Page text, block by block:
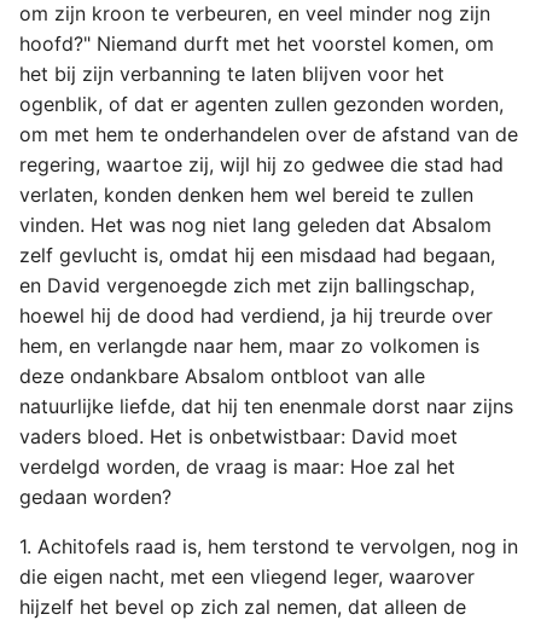
om zijn kroon te verbeuren, en veel minder nog zijn
hoofd?" Niemand durft met het voorstel komen, om
het bij zijn verbanning te laten blijven voor het
ogenblik, of dat er agenten zullen gezonden worden,
om met hem te onderhandelen over de afstand van de
regering, waartoe zij, wijl hij zo gedwee die stad had
verlaten, konden denken hem wel bereid te zullen
vinden. Het was nog niet lang geleden dat Absalom
zelf gevlucht is, omdat hij een misdaad had begaan,
en David vergenoegde zich met zijn ballingschap,
hoewel hij de dood had verdiend, ja hij treurde over
hem, en verlangde naar hem, maar zo volkomen is
deze ondankbare Absalom ontbloot van alle
natuurlijke liefde, dat hij ten enenmale dorst naar zijns
vaders bloed. Het is onbetwistbaar: David moet
verdelgd worden, de vraag is maar: Hoe zal het
gedaan worden?
1. Achitofels raad is, hem terstond te vervolgen, nog in
die eigen nacht, met een vliegend leger, waarover
hijzelf het bevel op zich zal nemen, dat alleen de